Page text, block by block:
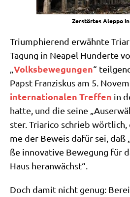
Zer­stör­tes Alep­po
Tri­um­phie­rend erwähn­te
Tagung in Nea­pel Hun­der­te
Volks­be­we­gun­gen“
Papst Fran­zis­kus am 5.
inter­na­tio­na­len Tref­fen in
hat­te, und die sei­ne
ster. Tria­ri­co schrieb
me der Beweis dafür sei,
ße inno­va­ti­ve Bewe­gung für
Haus heranwächst“.
Doch damit nicht genug: